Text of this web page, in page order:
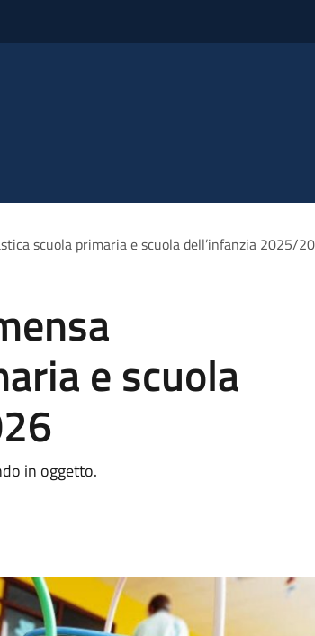
scuola primaria e scuola dell’infanzia 2025/
e scuola
in oggetto.